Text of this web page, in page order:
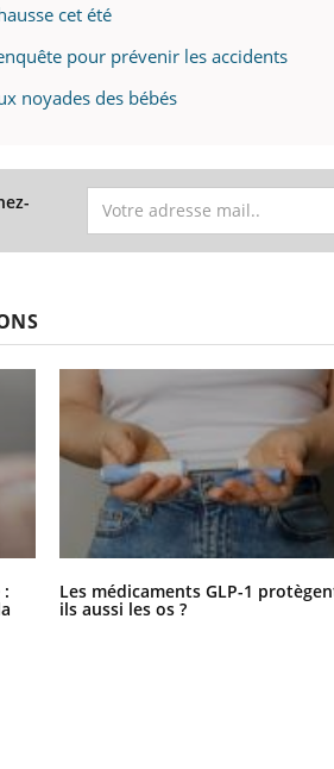
cet été
pour prévenir les accidents
noyades des bébés
Les médicaments GLP-1
ils aussi les os ?